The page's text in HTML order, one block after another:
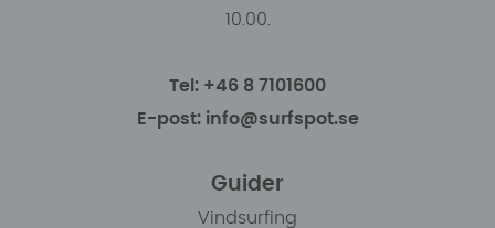
10.00.
Tel: +46 8 7101600
E-post: info@surfspot.se
Guider
Vindsurfing